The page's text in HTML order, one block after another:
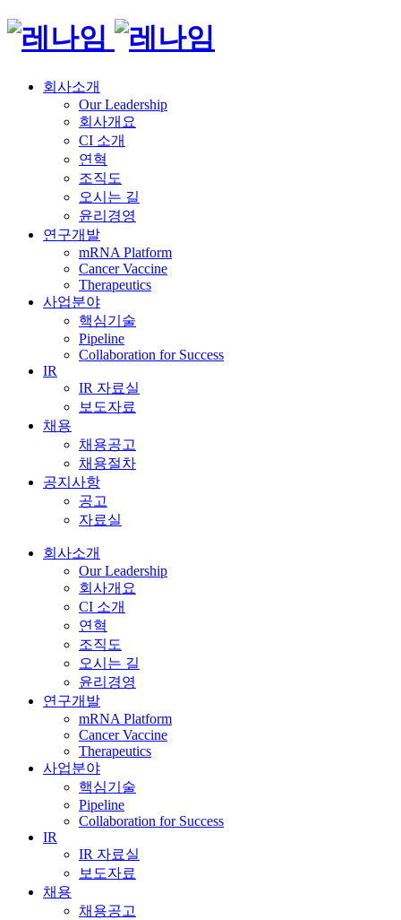
회사소개
Our Leadership
회사개요
CI 소개
연혁
조직도
오시는 길
윤리경영
연구개발
mRNA Platform
Cancer Vaccine
Therapeutics
사업분야
핵심기술
Pipeline
Collaboration for Success
IR
IR 자료실
보도자료
채용
채용공고
채용절차
공지사항
공고
자료실
회사소개
Our Leadership
회사개요
CI 소개
연혁
조직도
오시는 길
윤리경영
연구개발
mRNA Platform
Cancer Vaccine
Therapeutics
사업분야
핵심기술
Pipeline
Collaboration for Success
IR
IR 자료실
보도자료
채용
채용공고